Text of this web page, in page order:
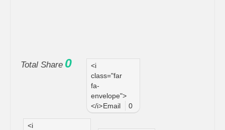
Total Share 0
<i
class="far
fa-
envelope">
</i>Email 0
<i